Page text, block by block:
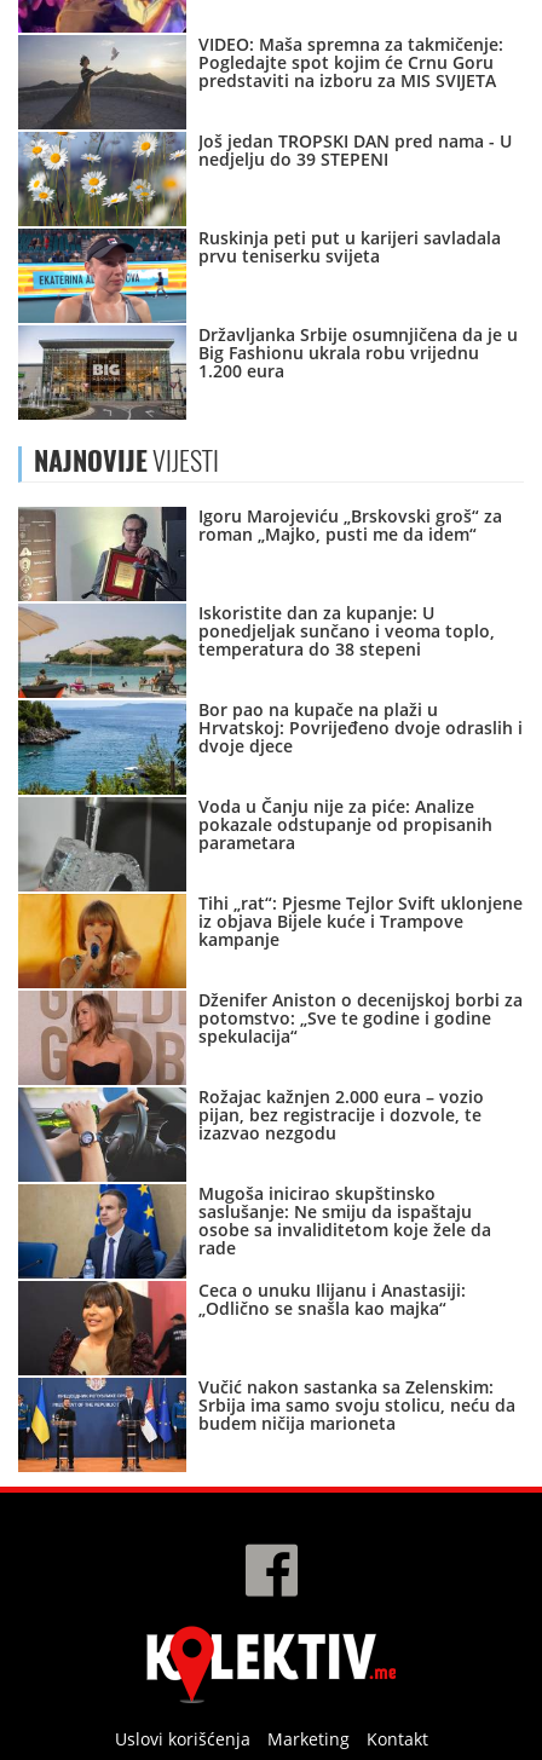
VIDEO: Maša spremna za takmičenje:
Pogledajte spot kojim će Crnu Goru
predstaviti na izboru za MIS SVIJETA
Još jedan TROPSKI DAN pred nama - U
nedjelju do 39 STEPENI
Ruskinja peti put u karijeri savladala
prvu teniserku svijeta
Državljanka Srbije osumnjičena da je u
Big Fashionu ukrala robu vrijednu
1.200 eura
NAJNOVIJEVIJESTI
Igoru Marojeviću „Brskovski groš“ za
roman „Majko, pusti me da idem“
Iskoristite dan za kupanje: U
ponedjeljak sunčano i veoma toplo,
temperatura do 38 stepeni
Bor pao na kupače na plaži u
Hrvatskoj: Povrijeđeno dvoje odraslih i
dvoje djece
Voda u Čanju nije za piće: Analize
pokazale odstupanje od propisanih
parametara
Tihi „rat“: Pjesme Tejlor Svift uklonjene
iz objava Bijele kuće i Trampove
kampanje
Dženifer Aniston o decenijskoj borbi za
potomstvo: „Sve te godine i godine
spekulacija“
Rožajac kažnjen 2.000 eura – vozio
pijan, bez registracije i dozvole, te
izazvao nezgodu
Mugoša inicirao skupštinsko
saslušanje: Ne smiju da ispaštaju
osobe sa invaliditetom koje žele da
rade
Ceca o unuku Ilijanu i Anastasiji:
„Odlično se snašla kao majka“
Vučić nakon sastanka sa Zelenskim:
Srbija ima samo svoju stolicu, neću da
budem ničija marioneta
Uslovi korišćenja Marketing Kontakt